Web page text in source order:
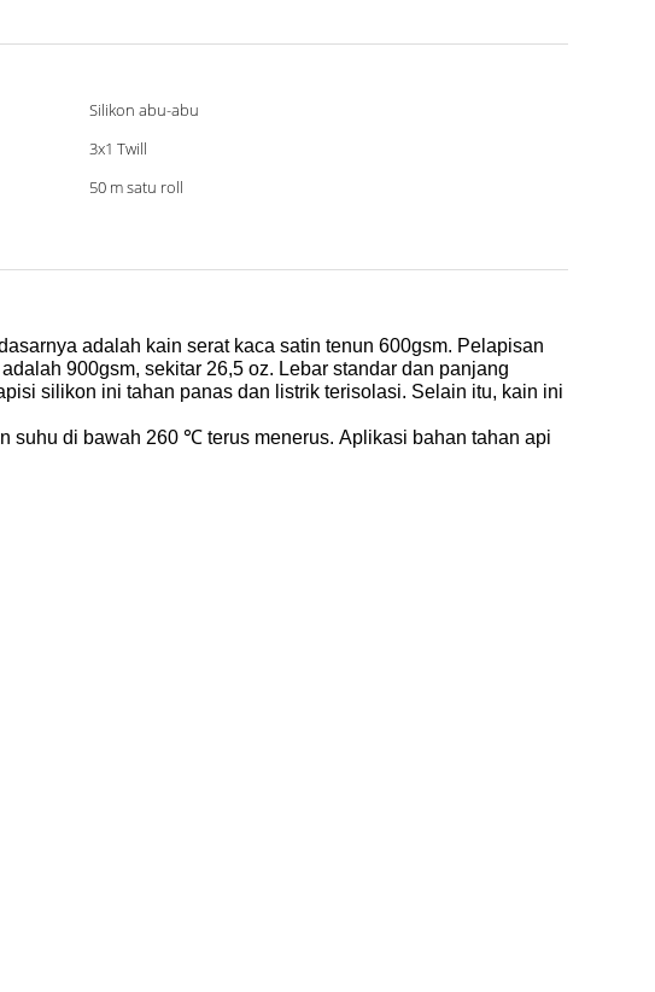
Silikon abu-abu
3x1 Twill
50 m satu roll
adalah kain serat kaca satin tenun 600gsm. Pelapisan
900gsm, sekitar 26,5 oz. Lebar standar dan panjang
silikon ini tahan panas dan listrik terisolasi. Selain itu, kain ini
suhu di bawah 260 ℃ terus menerus. Aplikasi bahan tahan api